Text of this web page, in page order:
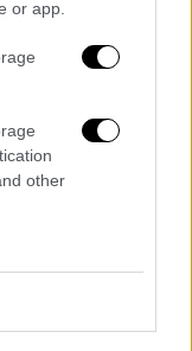
or app.
other
αυξήσει
για την